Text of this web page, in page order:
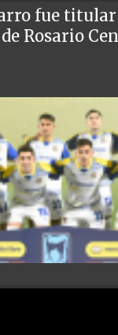
fue
Rosario